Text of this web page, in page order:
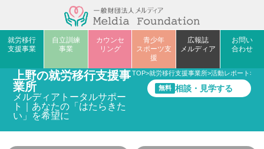
就労移行
支援事業
自立訓練
事業
カウンセ
リング
青少年
スポーツ支
援
広報誌
メルディア
お問い
合わせ
上野の就労移行支援事
業所
メルディアトータルサポー
ト｜あなたの「はたらきた
い」を希望に
TOP>就労移行支援事業所>活動レポート>
無料 相談・見学する